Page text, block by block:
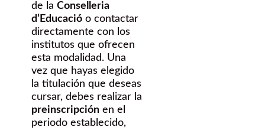
de la Conselleria
d’Educació o contactar
directamente con los
institutos que ofrecen
esta modalidad. Una
vez que hayas elegido
la titulación que deseas
cursar, debes realizar la
preinscripción en el
periodo establecido,